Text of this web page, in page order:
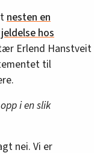
nesten en
hos
Erlend Hanstveit
til
i en slik
nei. Vi er